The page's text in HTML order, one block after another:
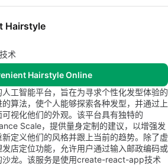
Hairstyle
术
Hairstyle Online
工智能平台，旨在为寻求个性化发型体验的
算法，使个人能够探索各种发型，并通过上
视化他们的外观。该平台具有独特的
Scale，提供量身定制的建议，以增强发
定义他们的风格并跟上当前的趋势。除了虚
店定位功能，允许用户通过输入邮政编码或
沙龙。该服务是使用create-react-app技术